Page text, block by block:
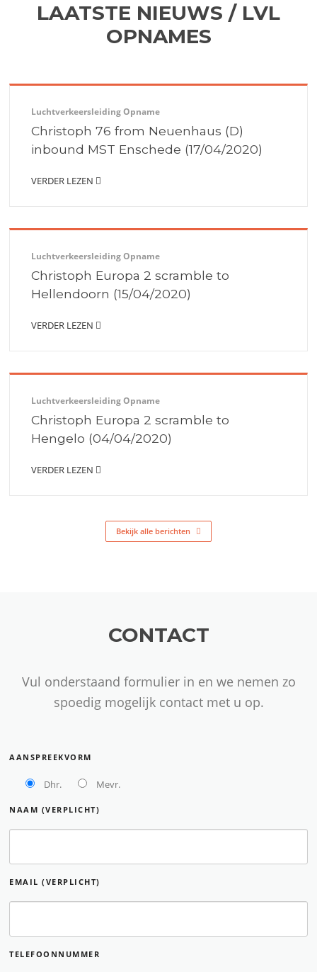
LAATSTE NIEUWS / LVL
OPNAMES
Luchtverkeersleiding Opname
Christoph 76 from Neuenhaus (D)
inbound MST Enschede (17/04/2020)
VERDER LEZEN
Luchtverkeersleiding Opname
Christoph Europa 2 scramble to
Hellendoorn (15/04/2020)
VERDER LEZEN
Luchtverkeersleiding Opname
Christoph Europa 2 scramble to
Hengelo (04/04/2020)
VERDER LEZEN
Bekijk alle berichten
CONTACT
Vul onderstaand formulier in en we nemen zo
spoedig mogelijk contact met u op.
AANSPREEKVORM
Dhr. Mevr.
NAAM (VERPLICHT)
EMAIL (VERPLICHT)
TELEFOONNUMMER